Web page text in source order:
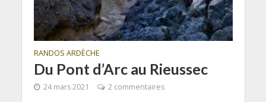
RANDOS ARDÈCHE
Du Pont d’Arc au Rieussec
24 mars 2021 2 commentaires